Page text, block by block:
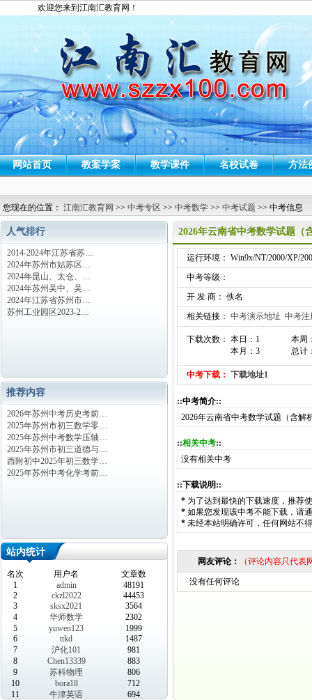
欢迎您来到江南汇教育网！
网站首页 教案学案 教学课件 名校试卷 方法
您现在的位置： 江南汇教育网 >> 中考专区 >> 中考数学 >> 中考试题 >> 中考信息
人气排行
2014-2024年江苏省苏…
2024年苏州市姑苏区…
2024年昆山、太仓、…
2024年苏州吴中、吴…
2024年江苏省苏州市…
苏州工业园区2023-2…
推荐内容
2026年苏州中考历史考前…
2025年苏州市初三数学零…
2025年苏州中考数学压轴…
2025年苏州市初三道德与…
西附初中2025年初三数学…
2025年苏州中考化学考前…
站内统计
名次 用户名
文章数
1
admin
48191
2
ckzl2022
44453
3
sksx2021
3564
4
华师数学
2302
5
yuwen123
1999
6
ttkd
1487
7
沪化101
981
8
Chen13339
883
9
苏科物理
806
10
bora18
712
11
牛津英语
694
2026年云南省中考数学试题（
运行环境： Win9x/NT/2000/XP/
中考等级：
开 发 商： 佚名
相关链接： 中考演示地址 中考注
下载次数： 本日：1
本月：3
本周
总计
中考下载： 下载地址1
::中考简介::
2026年云南省中考数学试题（含解
::相关中考::
没有相关中考
::下载说明::
* 为了达到最快的下载速度，推荐
* 如果您发现该中考不能下载，请
* 未经本站明确许可，任何网站不
网友评论： （评论内容只代
没有任何评论